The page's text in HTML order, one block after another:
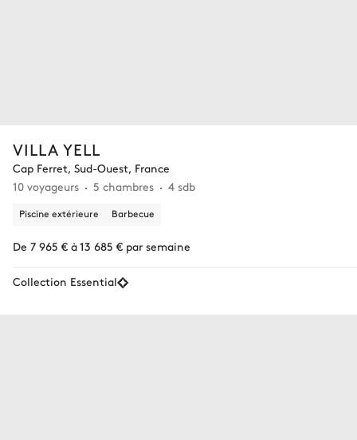
VILLA YELL
Cap Ferret, Sud-Ouest, France
10 voyageurs
5 chambres 4 sdb
Piscine extérieure Barbecue
De 7 965 € à 13 685 € par semaine
Collection Essential